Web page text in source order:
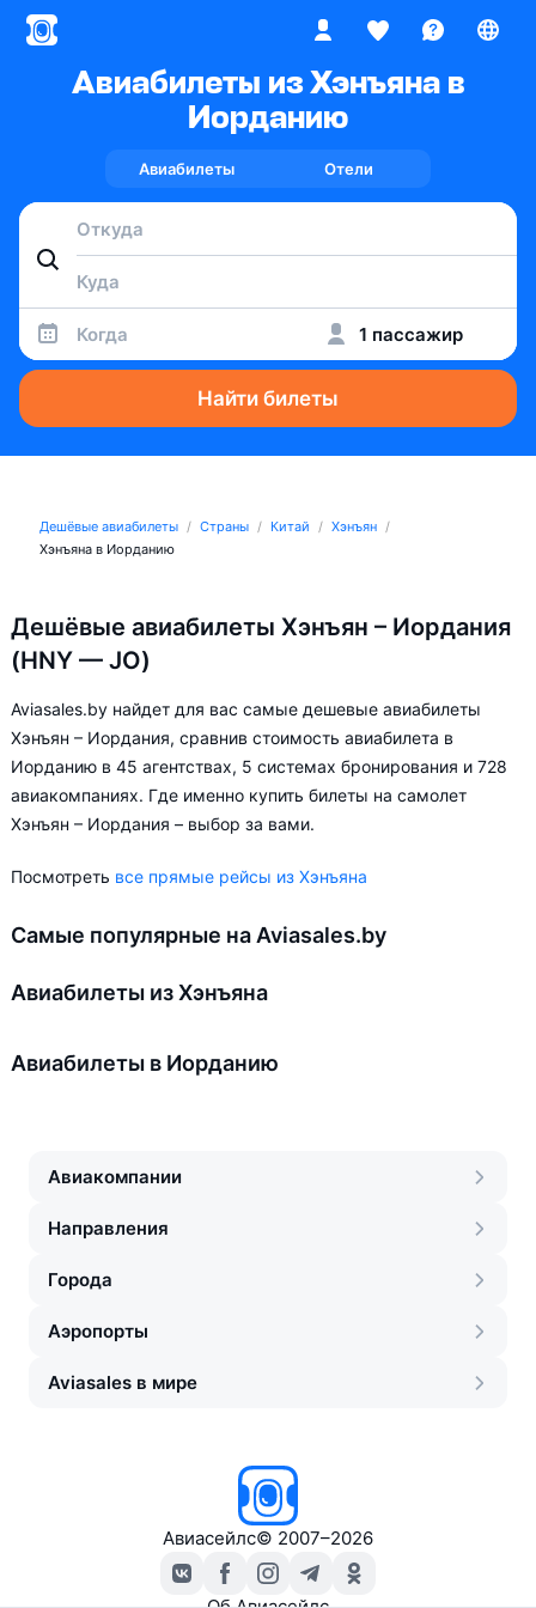
Авиабилеты из Хэнъяна в
Иорданию
Авиабилеты Отели
Когда 1 пассажир
Найти билеты
Дешёвые авиабилеты Страны Китай
Хэнъян
Хэнъяна в Иорданию
Дешёвые авиабилеты Хэнъян – Иордания
(HNY — JO)
Aviasales.by найдет для вас самые дешевые авиабилеты
Хэнъян – Иордания, сравнив стоимость авиабилета в
Иорданию в 45 агентствах, 5 системах бронирования и 728
авиакомпаниях. Где именно купить билеты на самолет
Хэнъян – Иордания – выбор за вами.
Посмотреть все прямые рейсы из Хэнъяна
Самые популярные на Aviasales.by
Авиабилеты из Хэнъяна
Авиабилеты в Иорданию
Авиакомпании
Направления
Города
Аэропорты
Aviasales в мире
Авиасейлс© 2007–2026